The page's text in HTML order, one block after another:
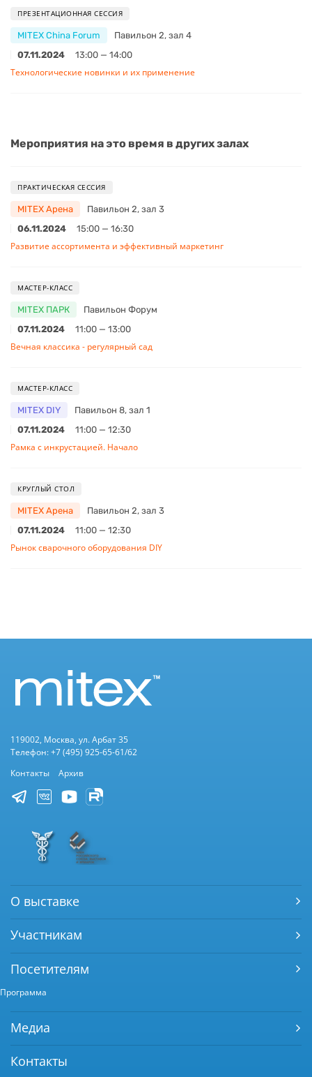
ПРЕЗЕНТАЦИОННАЯ СЕССИЯ
MITEX China Forum
Павильон 2, зал 4
07.11.2024
13:00 — 14:00
Технологические новинки и их применение
Мероприятия на это время в других залах
ПРАКТИЧЕСКАЯ СЕССИЯ
MITEX Арена
Павильон 2, зал 3
06.11.2024
15:00 — 16:30
Развитие ассортимента и эффективный маркетинг
МАСТЕР-КЛАСС
MITEX ПАРК
Павильон Форум
07.11.2024
11:00 — 13:00
Вечная классика - регулярный сад
МАСТЕР-КЛАСС
MITEX DIY
Павильон 8, зал 1
07.11.2024
11:00 — 12:30
Рамка с инкрустацией. Начало
КРУГЛЫЙ СТОЛ
MITEX Арена
Павильон 2, зал 3
07.11.2024
11:00 — 12:30
Рынок сварочного оборудования DIY
119002, Москва, ул. Арбат 35
Телефон: +7 (495) 925-65-61/62
Контакты
Архив
О выставке
Участникам
Посетителям
Программа
Медиа
Контакты